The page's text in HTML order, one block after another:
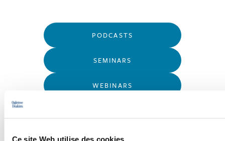
PODCASTS
SEMINARS
WEBINARS